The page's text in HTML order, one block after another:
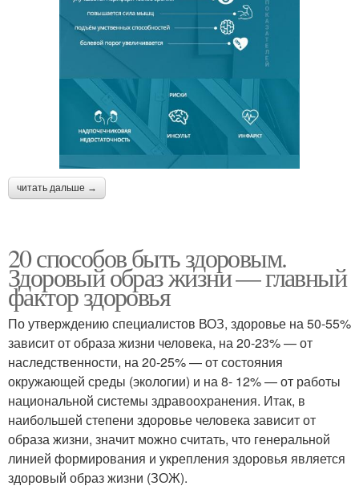
читать дальше →
20 способов быть здоровым.
Здоровый образ жизни — главный
фактор здоровья
По утверждению специалистов ВОЗ, здоровье на 50-55%
зависит от образа жизни человека, на 20-23% — от
наследственности, на 20-25% — от состояния
окружающей среды (экологии) и на 8- 12% — от работы
национальной системы здравоохранения. Итак, в
наибольшей степени здоровье человека зависит от
образа жизни, значит можно считать, что генеральной
линией формирования и укрепления здоровья является
здоровый образ жизни (ЗОЖ).